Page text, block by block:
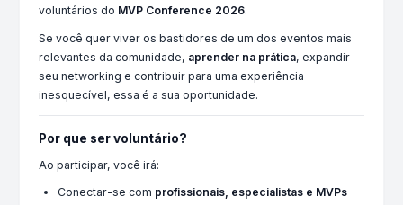
voluntários do MVP Conference 2026.
Se você quer viver os bastidores de um dos eventos mais
relevantes da comunidade, aprender na prática, expandir
seu networking e contribuir para uma experiência
inesquecível, essa é a sua oportunidade.
Por que ser voluntário?
Ao participar, você irá:
Conectar-se com profissionais, especialistas e MVPs